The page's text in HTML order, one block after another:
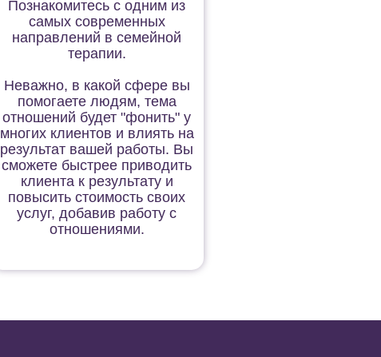
Познакомитесь с одним из
самых современных
направлений в семейной
терапии.
Неважно, в какой сфере вы
помогаете людям, тема
отношений будет "фонить" у
многих клиентов и влиять на
результат вашей работы. Вы
сможете быстрее приводить
клиента к результату и
повысить стоимость своих
услуг, добавив работу с
отношениями.